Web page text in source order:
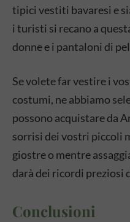
tipici vestiti bavaresi e
i turisti si recano a
donne e i pantaloni di
Se volete far vestire i
costumi, ne abbiamo
possono acquistare da
sorrisi dei vostri piccoli
giostre o mentre
darà dei ricordi preziosi
Conclusioni